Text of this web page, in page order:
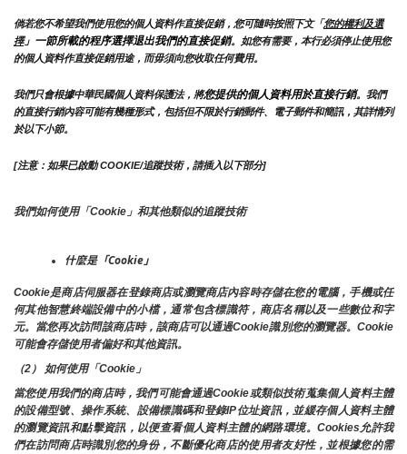
倘若您不希望我們使用您的個人資料作直接促銷，您可隨時按照下文「您的權利及選
擇」一節所載的程序選擇退出我們的直接促銷。如您有需要，本行必須停止使用您
的個人資料作直接促銷用途，而毋須向您收取任何費用。
我們只會根據中華民國個人資料保護法，將您提供的個人資料用於直接行銷。我們
的直接行銷內容可能有幾種形式，包括但不限於行銷郵件、電子郵件和簡訊，其詳情列
於以下小節。
[注意：如果已啟動 COOKIE/追蹤技術，請插入以下部分]
我們如何使用「Cookie」和其他類似的追蹤技術
什麼是「Cookie」
Cookie是商店伺服器在登錄商店或瀏覽商店內容時存儲在您的電腦，手機或任
何其他智慧終端設備中的小檔，通常包含標識符，商店名稱以及一些數位和字
元。當您再次訪問該商店時，該商店可以通過Cookie識別您的瀏覽器。Cookie
可能會存儲使用者偏好和其他資訊。
（2） 如何使用「Cookie」
當您使用我們的商店時，我們可能會通過Cookie或類似技術蒐集個人資料主體
的設備型號、操作系統、設備標識碼和登錄IP位址資訊，並緩存個人資料主體
的瀏覽資訊和點擊資訊，以便查看個人資料主體的網路環境。Cookies允許我
們在訪問商店時識別您的身份，不斷優化商店的使用者友好性，並根據您的需